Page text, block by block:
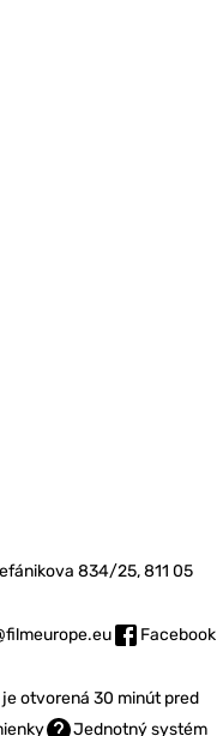
834/25, 811 05
Facebook
je otvorená 30 minút pred
Jednotný systém